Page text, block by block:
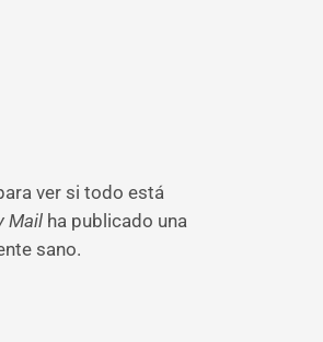
ver si todo está
Mail ha publicado una
sano.